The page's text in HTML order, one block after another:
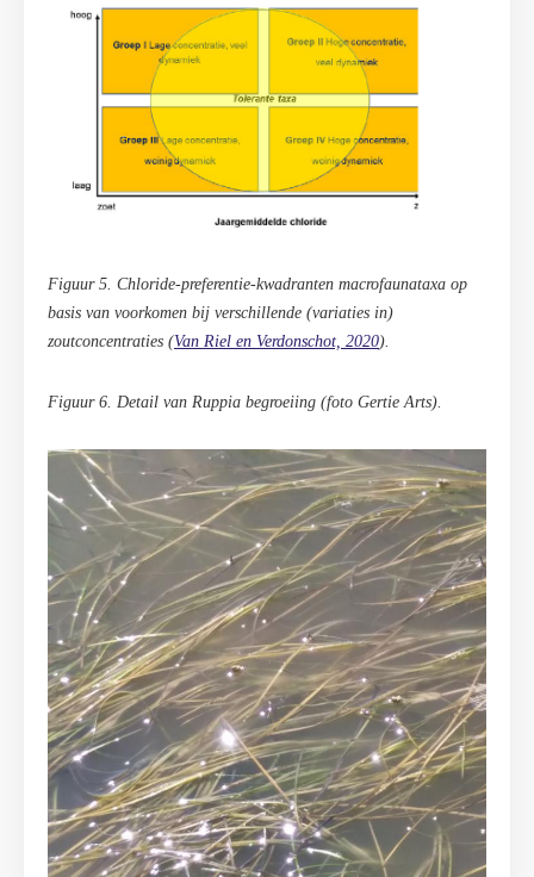
Figuur 5. Chloride-preferentie-kwadranten macrofaunataxa op
basis van voorkomen bij verschillende (variaties in)
zoutconcentraties (Van Riel en Verdonschot, 2020).
Figuur 6. Detail van Ruppia begroeiing (foto Gertie Arts).